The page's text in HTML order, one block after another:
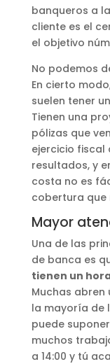
banqueros a
cliente es el
el objetivo
No podemos
En cierto
suelen tener un
Tienen una
pólizas que
ejercicio fiscal
resultados, y
costa no es
cobertura que
Mayor
Una de las
de banca es
tienen un
Muchas abren
la mayoría de
puede
muchos
a 14:00 y tú